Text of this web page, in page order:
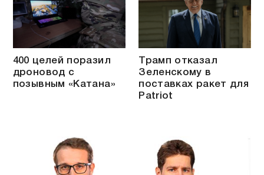
400 целей поразил
дроновод с
позывным «Катана»
Трамп отказал
Зеленскому в
поставках ракет для
Patriot